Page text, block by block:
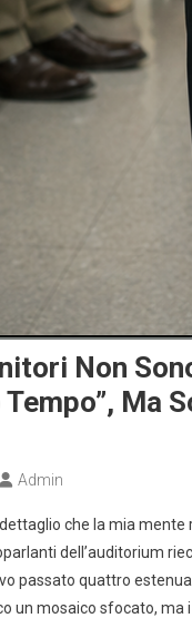
Non
Ma
Admin
che la mia
dell’auditorium
passato quattro
un mosaico sfocato, ma